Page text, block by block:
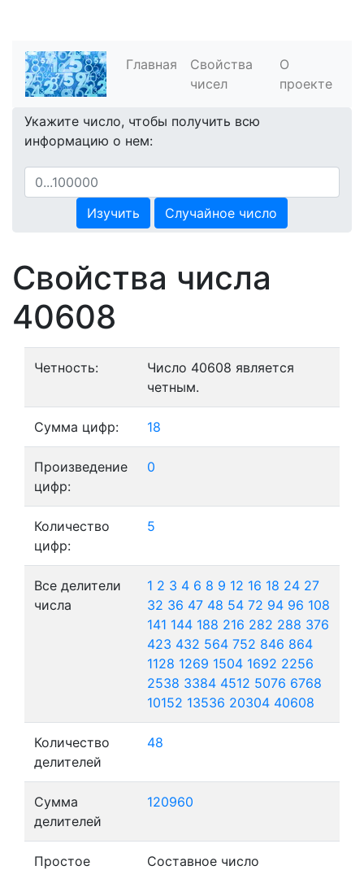
Главная
Свойства
чисел
О
проекте
Укажите число, чтобы получить всю
информацию о нем:
Изучить Случайное число
Свойства числа
40608
Четность:
Число 40608 является
четным.
Сумма цифр: 18
Произведение
цифр:
0
Количество
цифр:
5
Все делители
числа
1 2 3 4 6 8 9 12 16 18 24 27
32 36 47 48 54 72 94 96 108
141 144 188 216 282 288 376
423 432 564 752 846 864
1128 1269 1504 1692 2256
2538 3384 4512 5076 6768
10152 13536 20304 40608
Количество
делителей
48
Сумма
делителей
120960
Простое
Составное число